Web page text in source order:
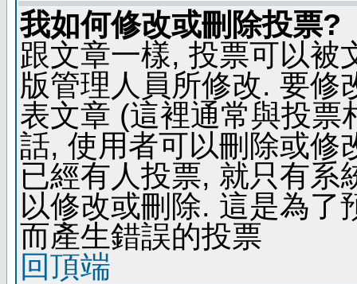
我如何修改或刪除投票?
跟文章一樣, 投票可以被
版管理人員所修改. 要修
表文章 (這裡通常與投票
話, 使用者可以刪除或修
已經有人投票, 就只有系
以修改或刪除. 這是為了
而產生錯誤的投票
回頂端